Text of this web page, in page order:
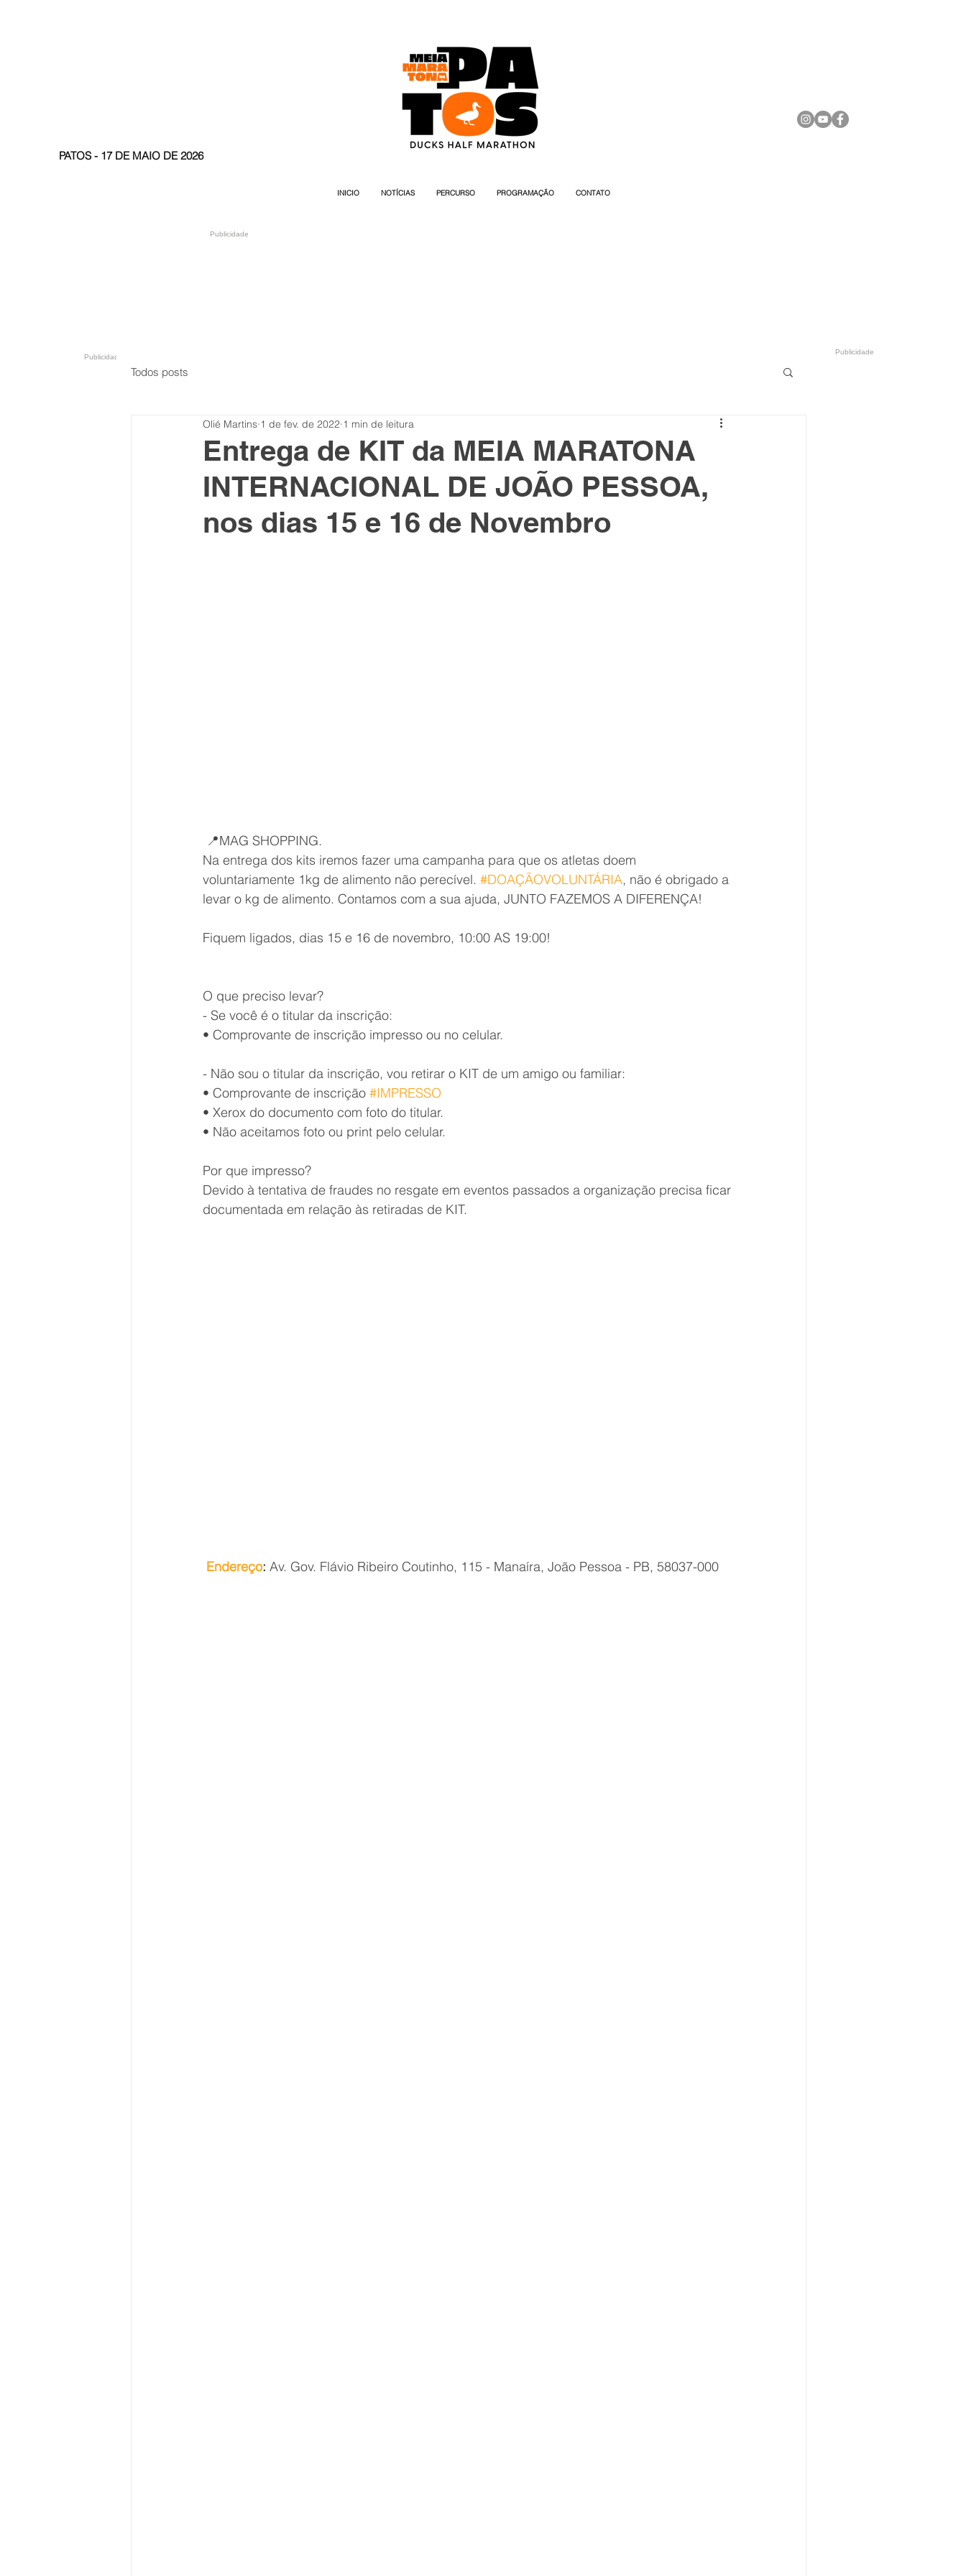
PATOS - 17 DE MAIO DE 2026
INICIO NOTÍCIAS PERCURSO PROGRAMAÇÃO CONTATO
Publicidade
Publicidade
Todos posts
Entrega de KIT da MEIA MARATONA
INTERNACIONAL DE JOÃO PESSOA,
nos dias 15 e 16 de Novembro
Olié Martins 1 de fev. de 2022 1 min de leitura
📍MAG SHOPPING.
Na entrega dos kits iremos fazer uma campanha para que os atletas doem
voluntariamente 1kg de alimento não perecível. #DOAÇÃOVOLUNTÁRIA, não é obrigado a
levar o kg de alimento. Contamos com a sua ajuda, JUNTO FAZEMOS A DIFERENÇA!
Fiquem ligados, dias 15 e 16 de novembro, 10:00 AS 19:00!
O que preciso levar?
- Se você é o titular da inscrição:
• Comprovante de inscrição impresso ou no celular.
- Não sou o titular da inscrição, vou retirar o KIT de um amigo ou familiar:
• Comprovante de inscrição #IMPRESSO
• Xerox do documento com foto do titular.
• Não aceitamos foto ou print pelo celular.
Por que impresso?
Devido à tentativa de fraudes no resgate em eventos passados a organização precisa ficar
documentada em relação às retiradas de KIT.
Endereço: Av. Gov. Flávio Ribeiro Coutinho, 115 - Manaíra, João Pessoa - PB, 58037-000
Publicidade